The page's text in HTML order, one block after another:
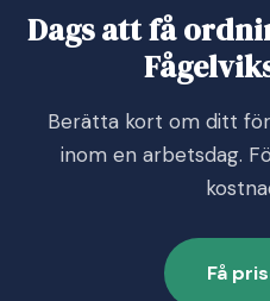
Dags att få
Berätta kort om ditt
inom en arbetsdag.
Få